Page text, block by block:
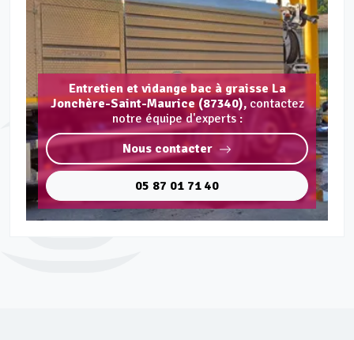
Entretien et vidange bac à graisse La
Jonchère-Saint-Maurice (87340), contactez
notre équipe d'experts :
Nous contacter
05 87 01 71 40